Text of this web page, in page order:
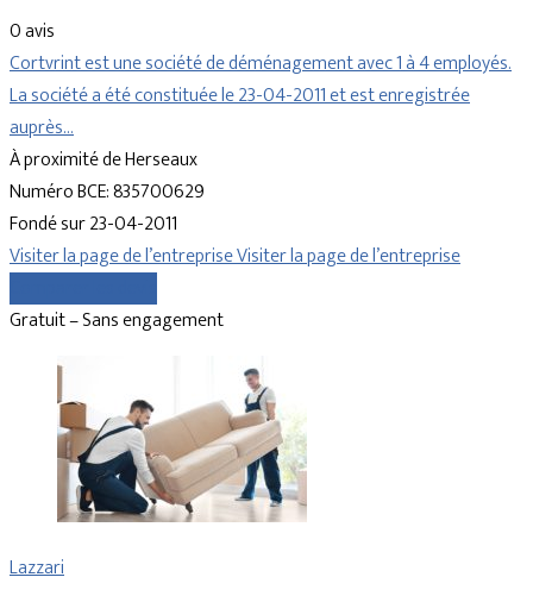
0 avis
Cortvrint est une société de déménagement avec 1 à 4 employés.
La société a été constituée le 23-04-2011 et est enregistrée
auprès…
À proximité de Herseaux
Numéro BCE: 835700629
Fondé sur 23-04-2011
Visiter la page de l’entrepriseVisiter la page de l’entreprise
Gratuit – Sans engagement
Lazzari